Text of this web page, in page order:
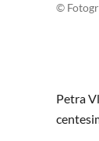
©
Petra